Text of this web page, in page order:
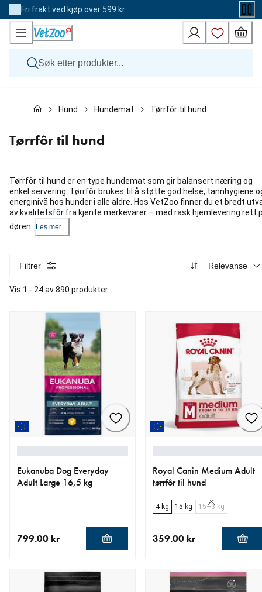
Skip
to
Content
Fri frakt ved kjøp over 599 kr
Katt
Andre dyr
Merker
Hund Hundemat Tørrfôr til hund
Tørrfôr til hund
Tørrfôr til hund er en type hundemat som gir balansert næring og
enkel servering. Tørrfôr brukes til å støtte god helse, tannhygiene
energinivå hos hunder i alle aldre. Hos VetZoo finner du et bredt
av kvalitetsfôr fra kjente merkevarer – med rask hjemlevering rett
døren.
Les mer
Filtrer Relevanse
Vis 1 - 24 av 890 produkter
Eukanuba Dog Everyday
Adult Large 16,5 kg
799.00 kr
Royal Canin Medium Adult
tørrfôr til hund
4 kg 15 kg 15+3 kg
359.00 kr